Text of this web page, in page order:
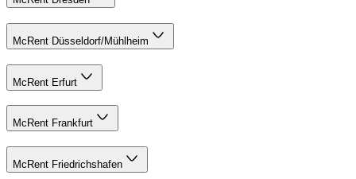
McRent Düsseldorf/Mühlheim
McRent Erfurt
McRent Frankfurt
McRent Friedrichshafen